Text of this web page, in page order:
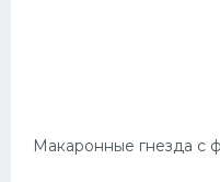
Макаронные гнезда с